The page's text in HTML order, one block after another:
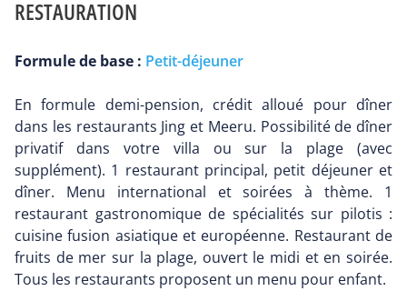
RESTAURATION
Formule de base : Petit-déjeuner
En formule demi-pension, crédit alloué pour dîner
dans les restaurants Jing et Meeru. Possibilité de dîner
privatif dans votre villa ou sur la plage (avec
supplément). 1 restaurant principal, petit déjeuner et
dîner. Menu international et soirées à thème. 1
restaurant gastronomique de spécialités sur pilotis :
cuisine fusion asiatique et européenne. Restaurant de
fruits de mer sur la plage, ouvert le midi et en soirée.
Tous les restaurants proposent un menu pour enfant.